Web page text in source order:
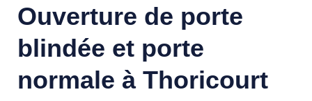
Ouverture de porte
blindée et porte
normale à Thoricourt